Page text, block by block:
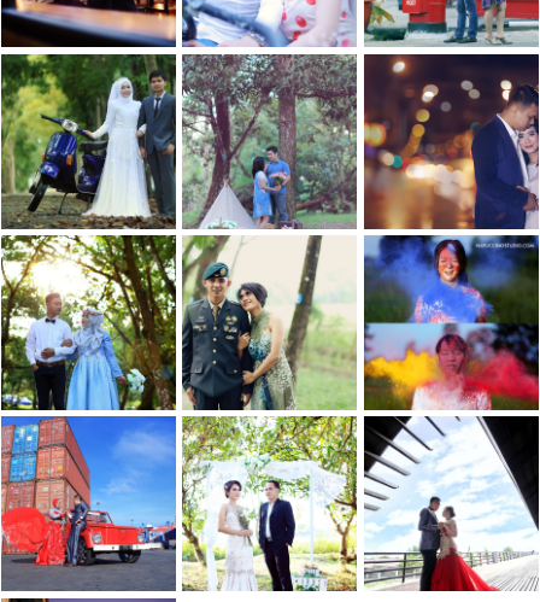
PREWEDDING
ZAZA & ERY
PREWEDDING
DELLY & ZIO
NIGHT
PREWEDDING
PONTIANAK
PREWEDDING
MEGA
PREWEDDING
PONTIANAK
PREWEDDING
DESSY & RICSON
PREWEDDING
NIGHT SHOT
PONTIANAK
PREWEDDING
PUTU & ARIE
PREWEDDING
PONTIANAK